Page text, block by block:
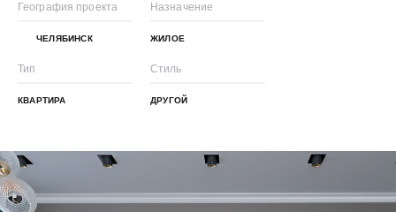
География проекта
ЧЕЛЯБИНСК
Назначение
ЖИЛОЕ
Тип
КВАРТИРА
Стиль
ДРУГОЙ